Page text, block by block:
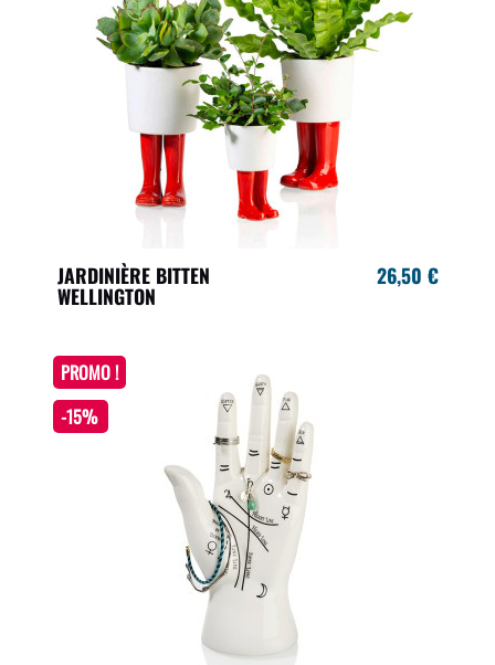
JARDINIÈRE BITTEN
WELLINGTON
26,50 €
PROMO !
-15%